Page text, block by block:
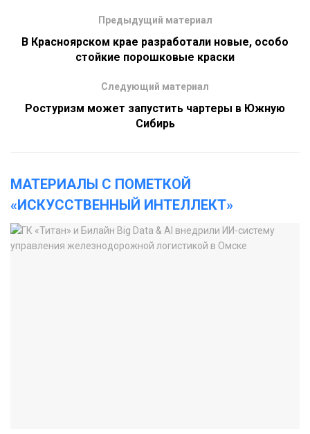
Предыдущий материал
В Красноярском крае разработали новые, особо
стойкие порошковые краски
Следующий материал
Ростуризм может запустить чартеры в Южную
Сибирь
МАТЕРИАЛЫ С ПОМЕТКОЙ
«ИСКУССТВЕННЫЙ ИНТЕЛЛЕКТ»